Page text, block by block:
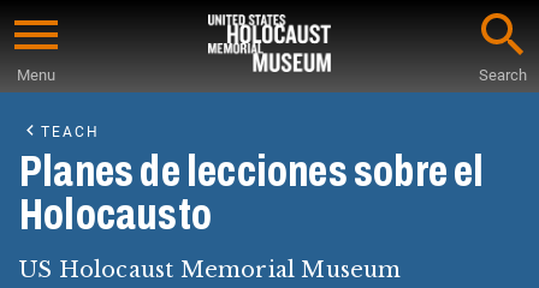
Skip
content
Menu Search
Main
Content
TEACH
Planes de lecciones sobre el
Holocausto
US Holocaust Memorial Museum